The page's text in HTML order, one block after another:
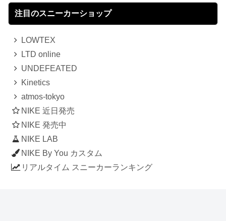
注目のスニーカーショップ
LOWTEX
LTD online
UNDEFEATED
Kinetics
atmos-tokyo
NIKE 近日発売
NIKE 発売中
NIKE LAB
NIKE By You カスタム
リアルタイム スニーカーランキング